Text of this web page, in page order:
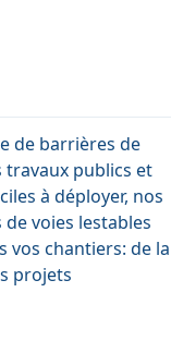
de barrières de
publics et
à déployer, nos
voies lestables
vos chantiers: de la
projets